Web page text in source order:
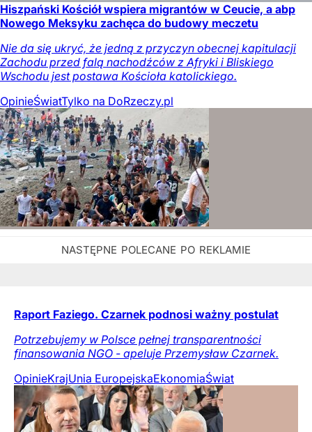
Hiszpański Kościół wspiera migrantów w Ceucie, a abp
Nowego Meksyku zachęca do budowy meczetu
Nie da się ukryć, że jedną z przyczyn obecnej kapitulacji
Zachodu przed falą nachodźców z Afryki i Bliskiego
Wschodu jest postawa Kościoła katolickiego.
OpinieŚwiatTylko na DoRzeczy.pl
Raport Faziego. Czarnek podnosi ważny postulat
Potrzebujemy w Polsce pełnej transparentności
finansowania NGO - apeluje Przemysław Czarnek.
OpinieKrajUnia EuropejskaEkonomiaŚwiat